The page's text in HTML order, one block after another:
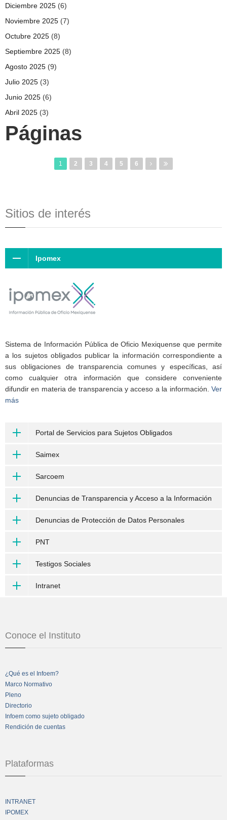
Diciembre 2025 (6)
Noviembre 2025 (7)
Octubre 2025 (8)
Septiembre 2025 (8)
Agosto 2025 (9)
Julio 2025 (3)
Junio 2025 (6)
Abril 2025 (3)
Páginas
1 2 3 4 5 6
Sitios de interés
Ipomex
Sistema de Información Pública de Oficio Mexiquense que permite
a los sujetos obligados publicar la información correspondiente a
sus obligaciones de transparencia comunes y específicas, así
como cualquier otra información que considere conveniente
difundir en materia de transparencia y acceso a la información. Ver
más
Portal de Servicios para Sujetos Obligados
Saimex
Sarcoem
Denuncias de Transparencia y Acceso a la Información
Denuncias de Protección de Datos Personales
PNT
Testigos Sociales
Intranet
Conoce el Instituto
¿Qué es el Infoem?
Marco Normativo
Pleno
Directorio
Infoem como sujeto obligado
Rendición de cuentas
Plataformas
INTRANET
IPOMEX